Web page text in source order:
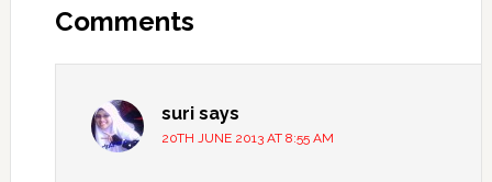
Interactions
Comments
suri says
20TH JUNE 2013 AT 8:55 AM